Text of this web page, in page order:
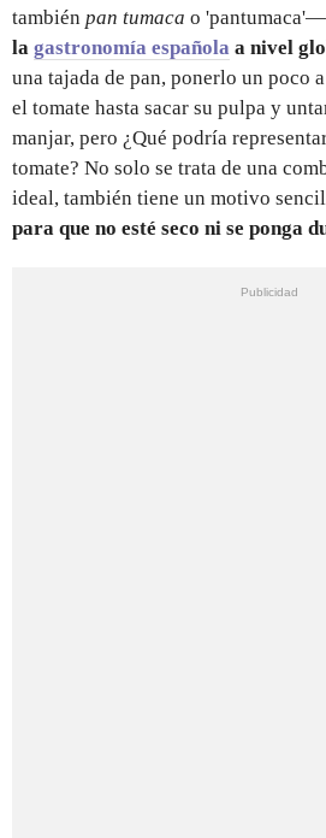
también pan tumaca o
la gastronomía española a nivel
una tajada de pan, ponerlo un poco
el tomate hasta sacar su pulpa y
manjar, pero ¿Qué podría
tomate? No solo se trata de una
ideal, también tiene un motivo
para que no esté seco ni se ponga